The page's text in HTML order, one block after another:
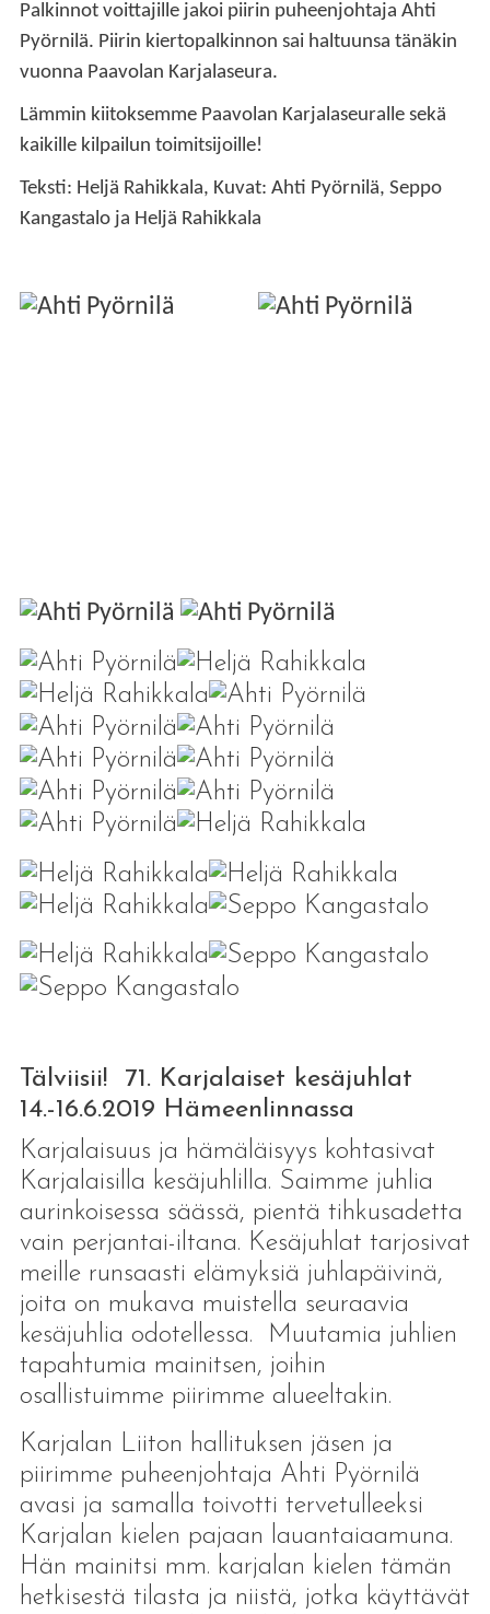
Palkinnot voittajille jakoi piirin puheenjohtaja Ahti
Pyörnilä. Piirin kiertopalkinnon sai haltuunsa tänäkin
vuonna Paavolan Karjalaseura.
Lämmin kiitoksemme Paavolan Karjalaseuralle sekä
kaikille kilpailun toimitsijoille!
Teksti: Heljä Rahikkala, Kuvat: Ahti Pyörnilä, Seppo
Kangastalo ja Heljä Rahikkala
Tälviisii! 71. Karjalaiset kesäjuhlat
14.-16.6.2019 Hämeenlinnassa
Karjalaisuus ja hämäläisyys kohtasivat
Karjalaisilla kesäjuhlilla. Saimme juhlia
aurinkoisessa säässä, pientä tihkusadetta
vain perjantai-iltana. Kesäjuhlat tarjosivat
meille runsaasti elämyksiä juhlapäivinä,
joita on mukava muistella seuraavia
kesäjuhlia odotellessa. Muutamia juhlien
tapahtumia mainitsen, joihin
osallistuimme piirimme alueeltakin.
Karjalan Liiton hallituksen jäsen ja
piirimme puheenjohtaja Ahti Pyörnilä
avasi ja samalla toivotti tervetulleeksi
Karjalan kielen pajaan lauantaiaamuna.
Hän mainitsi mm. karjalan kielen tämän
hetkisestä tilasta ja niistä, jotka käyttävät